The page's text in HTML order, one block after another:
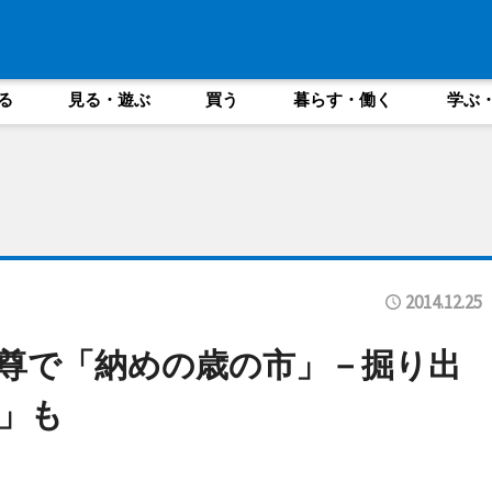
見る・遊ぶ 買う 暮らす・働く 学ぶ
2014.12.25
で「納めの歳の市」－掘り出
も